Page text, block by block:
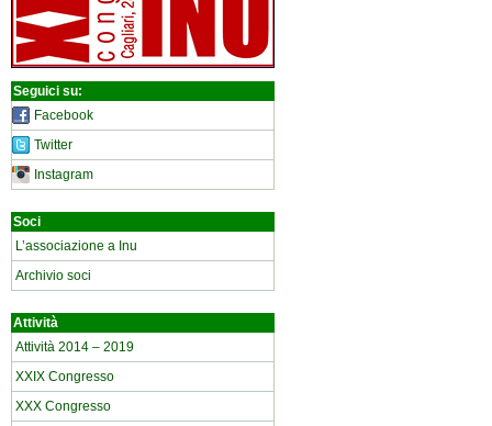
Seguici su:
Facebook
Twitter
Instagram
Soci
L’associazione a Inu
Archivio soci
Attività
Attività 2014 – 2019
XXIX Congresso
XXX Congresso